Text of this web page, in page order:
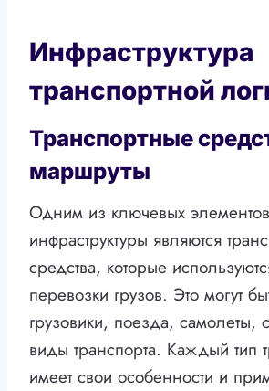
Инфраструктура
транспортной
Транспортные
маршруты
Одним из ключевых элементов
инфраструктуры являются
средства, которые
перевозки грузов. Это могут
грузовики, поезда, самолеты,
виды транспорта. Каждый тип
имеет свои особенности и